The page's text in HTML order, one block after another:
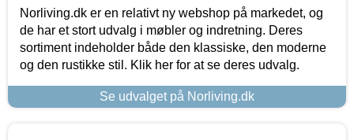
Norliving.dk er en relativt ny webshop på markedet, og
de har et stort udvalg i møbler og indretning. Deres
sortiment indeholder både den klassiske, den moderne
og den rustikke stil. Klik her for at se deres udvalg.
Se udvalget på Norliving.dk